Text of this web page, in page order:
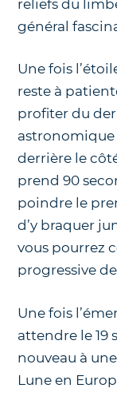
reliefs du
général
Une fois
reste à
profiter du
astronomique
derrière le
prend 90
poindre le
d’y braquer
vous pourrez
progressive
Une fois
attendre le 19
nouveau à
Lune en